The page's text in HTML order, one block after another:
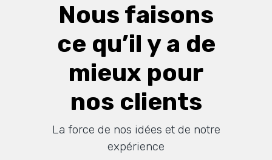
Nous faisons
ce qu’il y a de
mieux pour
nos clients
La force de nos idées et de notre
expérience